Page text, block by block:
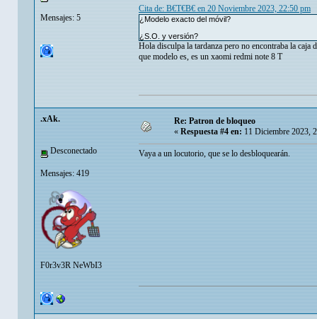
Mensajes: 5
Cita de: B€T€B€ en 20 Noviembre 2023, 22:50 pm
¿Modelo exacto del móvil?
¿S.O. y versión?
Hola disculpa la tardanza pero no encontraba la caja
que modelo es, es un xaomi redmi note 8 T
.xAk.
Desconectado
Mensajes: 419
F0r3v3R NeWbI3
Re: Patron de bloqueo
«Respuesta #4 en:11 Diciembre 2023,
Vaya a un locutorio, que se lo desbloquearán.